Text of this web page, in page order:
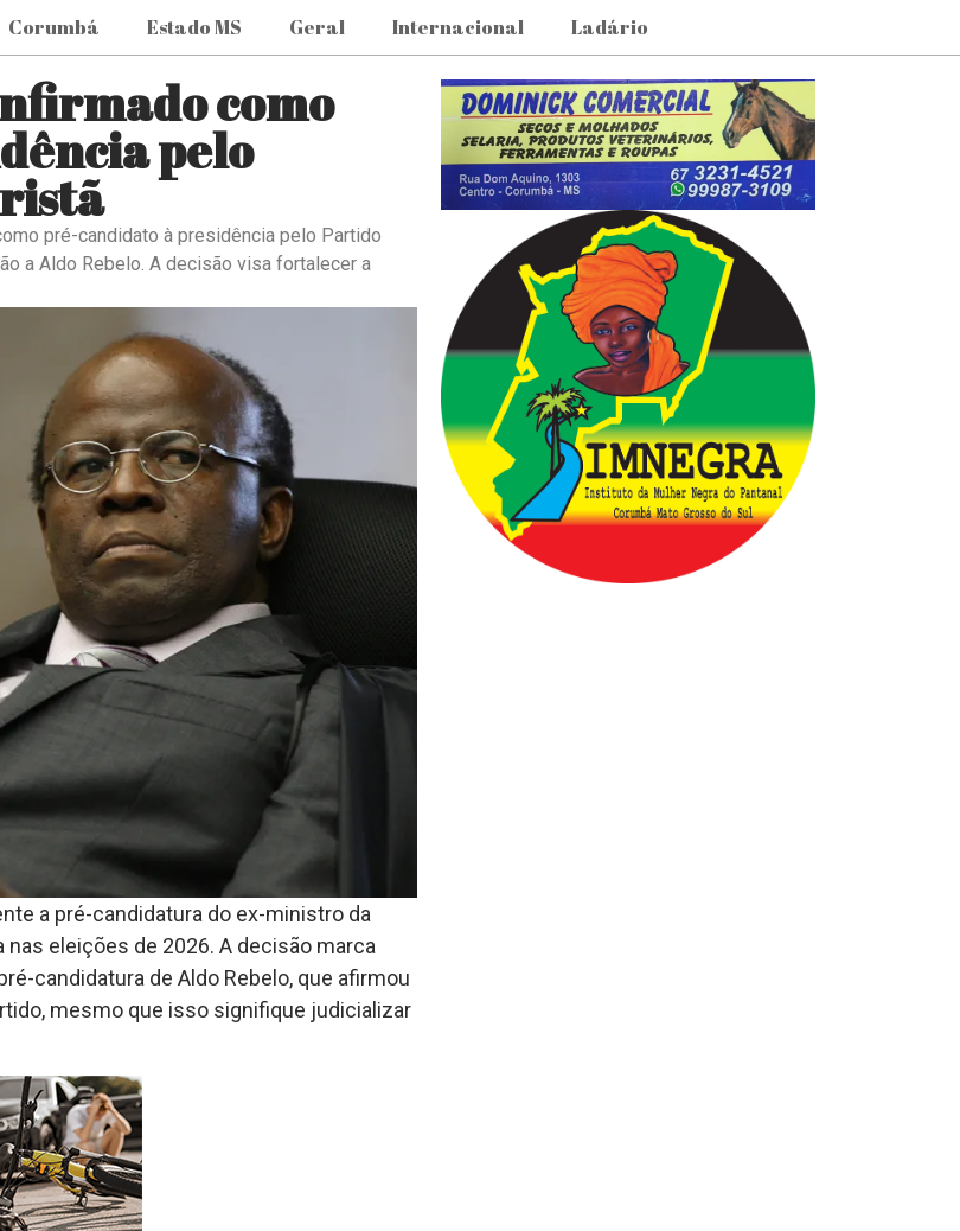
Corumbá Estado MS Geral Internacional Ladário
como
pelo
pré-candidato à presidência pelo Partido
a Aldo Rebelo. A decisão visa fortalecer a
a pré-candidatura do ex-ministro da
eleições de 2026. A decisão marca
candidatura de Aldo Rebelo, que afirmou
mesmo que isso signifique judicializar